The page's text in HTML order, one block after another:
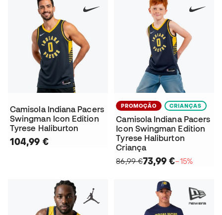
Camisola Indiana Pacers
Swingman Icon Edition
Tyrese Haliburton
104,99 €
PROMOÇÃO CRIANÇAS
Camisola Indiana Pacers
Icon Swingman Edition
Tyrese Haliburton
Criança
86,99 €73,99 €−15%